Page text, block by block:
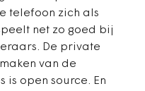
telefoon zich als
net zo goed bij
De private
van de
is open source. En